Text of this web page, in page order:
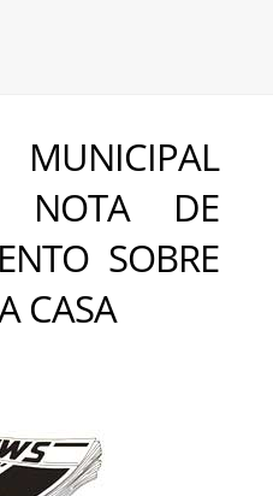
NOTA DE
SOBRE
CASA